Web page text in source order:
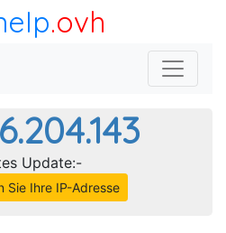
.ovh
Update:-
Sie Ihre IP-Adresse